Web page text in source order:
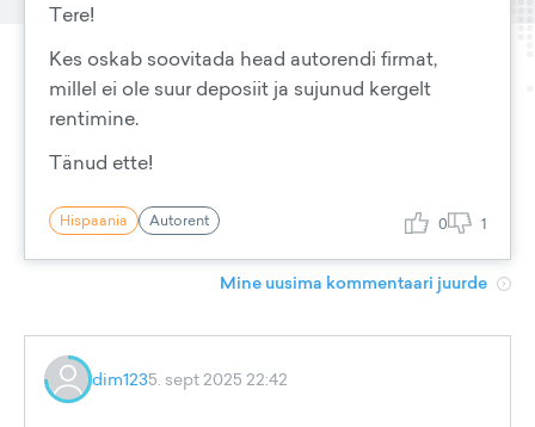
Tere!
Kes oskab soovitada head autorendi firmat,
millel ei ole suur deposiit ja sujunud kergelt
rentimine.
Tänud ette!
Hispaania Autorent 0 1
Mine uusima kommentaari juurde
dim1235. sept 2025 22:42